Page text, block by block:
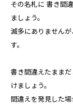
その名札に 書き間
ましょう。
滅多にありません
す。
書き間違えたまま
けましょう。
間違えを発見した